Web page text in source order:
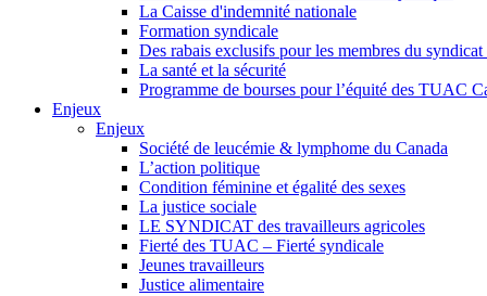
La Caisse d'indemnité nationale
Formation syndicale
Des rabais exclusifs pour les membres du
La santé et la sécurité
Programme de bourses pour l’équité des TUAC
Enjeux
Enjeux
Société de leucémie & lymphome du Canada
L’action politique
Condition féminine et égalité des sexes
La justice sociale
LE SYNDICAT des travailleurs agricoles
Fierté des TUAC – Fierté syndicale
Jeunes travailleurs
Justice alimentaire